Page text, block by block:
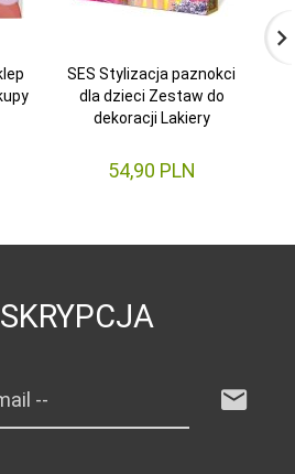
SES Stylizacja paznokci
dla dzieci Zestaw do
dekoracji Lakiery
54,90 PLN
--